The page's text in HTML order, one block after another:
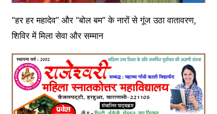
“हर हर महादेव” और “बोल बम” के नारों से गूंज उठा वातावरण,
शिविर में मिला सेवा और सम्मान